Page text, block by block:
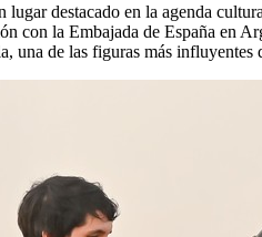
lugar destacado en la agenda
con la Embajada de España en
una de las figuras más